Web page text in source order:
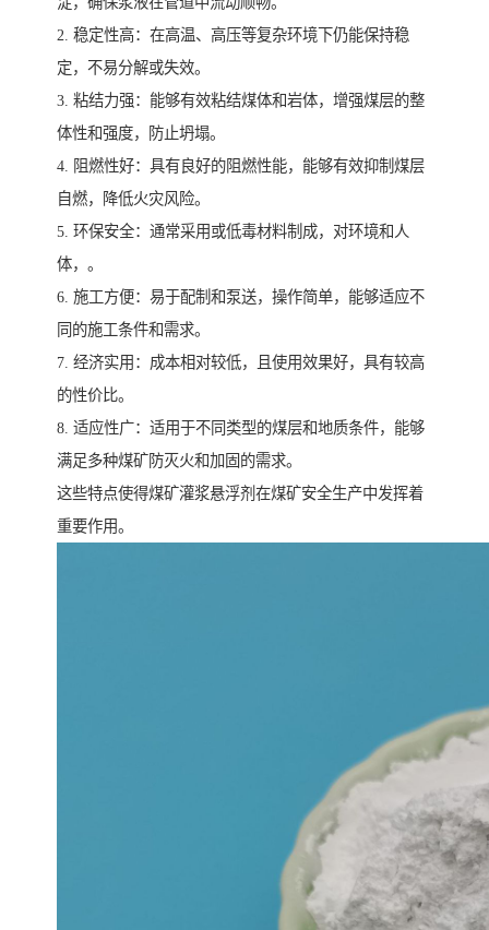
2. 稳定性高：在高温、高压等复杂环境下仍能保持稳
定，不易分解或失效。
3. 粘结力强：能够有效粘结煤体和岩体，增强煤层的整
体性和强度，防止坍塌。
4. 阻燃性好：具有良好的阻燃性能，能够有效抑制煤层
自燃，降低火灾风险。
5. 环保安全：通常采用或低毒材料制成，对环境和人
体，。
6. 施工方便：易于配制和泵送，操作简单，能够适应不
同的施工条件和需求。
7. 经济实用：成本相对较低，且使用效果好，具有较高
的性价比。
8. 适应性广：适用于不同类型的煤层和地质条件，能够
满足多种煤矿防灭火和加固的需求。
这些特点使得煤矿灌浆悬浮剂在煤矿安全生产中发挥着
重要作用。